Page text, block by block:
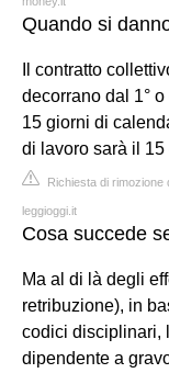
Quando si
Il contratto
decorrano dal 1°
15 giorni di
di lavoro sarà il
Richiesta di rimozione
leggioggi.it
Cosa succede
Ma al di là degli
retribuzione), in
codici disciplinari,
dipendente a